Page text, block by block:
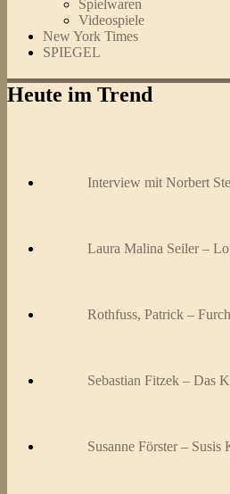
Spielwaren
Videospiele
New York Times
SPIEGEL
Heute im Trend
Interview mit Norbert
Laura Malina Seiler –
Rothfuss, Patrick –
Sebastian Fitzek – Das
Susanne Förster –